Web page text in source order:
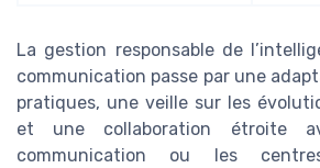
La gestion responsable de
communication passe par une
pratiques, une veille sur les
et une collaboration étroite
communication ou les